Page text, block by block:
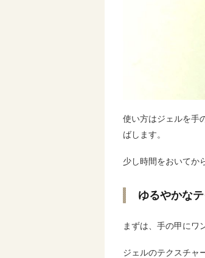
使い方はジェルを手
ばします。
少し時間をおいてか
ゆるやかな
まずは、手の甲にワ
ジェルのテクスチャ